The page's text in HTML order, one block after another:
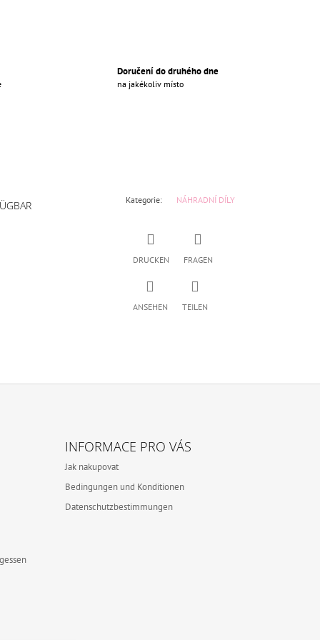
Doručení do druhého dne
na jakékoliv místo
Kategorie: NÁHRADNÍ DÍLY
DRUCKEN FRAGEN
ANSEHEN TEILEN
INFORMACE PRO VÁS
Jak nakupovat
Bedingungen und Konditionen
Datenschutzbestimmungen